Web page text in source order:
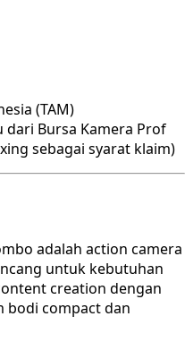
(TAM)
dari Bursa Kamera Prof
sebagai syarat klaim)
adalah action camera
untuk kebutuhan
creation dengan
bodi compact dan